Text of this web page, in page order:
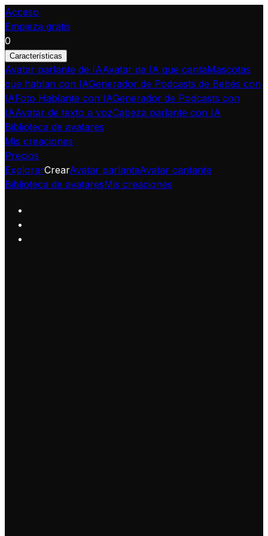
Acceso
Empieza gratis
0
Características
Avatar parlante de IAAvatar de IA que cantaMascotas
que hablan con IAGenerador de Podcasts de Bebés con
IAFoto Hablante con IAGenerador de Podcasts con
IAAvatar de texto a vozCabeza parlante con IA
Biblioteca de avatares
Mis creaciones
Precios
ExplorarCrearAvatar parlanteAvatar cantante
Biblioteca de avataresMis creaciones